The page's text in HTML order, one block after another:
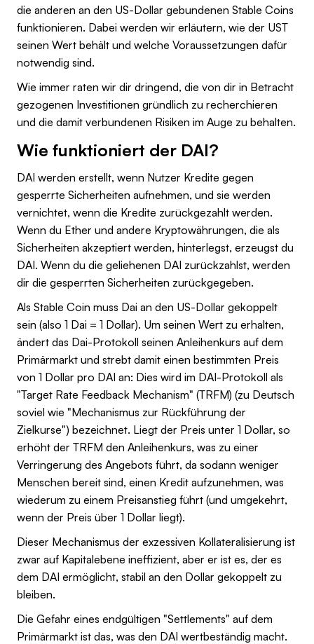
die anderen an den US-Dollar gebundenen Stable Coins
funktionieren. Dabei werden wir erläutern, wie der UST
seinen Wert behält und welche Voraussetzungen dafür
notwendig sind.
Wie immer raten wir dir dringend, die von dir in Betracht
gezogenen Investitionen gründlich zu recherchieren
und die damit verbundenen Risiken im Auge zu behalten.
Wie funktioniert der DAI?
DAI werden erstellt, wenn Nutzer Kredite gegen
gesperrte Sicherheiten aufnehmen, und sie werden
vernichtet, wenn die Kredite zurückgezahlt werden.
Wenn du Ether und andere Kryptowährungen, die als
Sicherheiten akzeptiert werden, hinterlegst, erzeugst du
DAI. Wenn du die geliehenen DAI zurückzahlst, werden
dir die gesperrten Sicherheiten zurückgegeben.
Als Stable Coin muss Dai an den US-Dollar gekoppelt
sein (also 1 Dai = 1 Dollar). Um seinen Wert zu erhalten,
ändert das Dai-Protokoll seinen Anleihenkurs auf dem
Primärmarkt und strebt damit einen bestimmten Preis
von 1 Dollar pro DAI an: Dies wird im DAI-Protokoll als
"Target Rate Feedback Mechanism" (TRFM) (zu Deutsch
soviel wie "Mechanismus zur Rückführung der
Zielkurse") bezeichnet. Liegt der Preis unter 1 Dollar, so
erhöht der TRFM den Anleihenkurs, was zu einer
Verringerung des Angebots führt, da sodann weniger
Menschen bereit sind, einen Kredit aufzunehmen, was
wiederum zu einem Preisanstieg führt (und umgekehrt,
wenn der Preis über 1 Dollar liegt).
Dieser Mechanismus der exzessiven Kollateralisierung ist
zwar auf Kapitalebene ineffizient, aber er ist es, der es
dem DAI ermöglicht, stabil an den Dollar gekoppelt zu
bleiben.
Die Gefahr eines endgültigen "Settlements" auf dem
Primärmarkt ist das, was den DAI wertbeständig macht.